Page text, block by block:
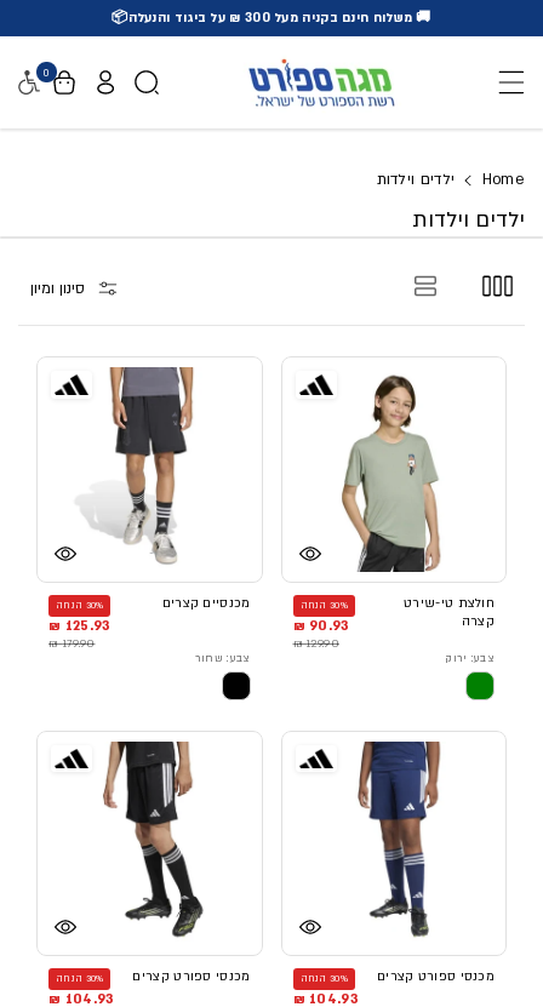
🚚 משלוח חינם בקניה מעל 300 ₪ על ביגוד והנעלה📦
0
Home ילדים וילדות
ילדים וילדות
סינון ומיון
חולצת טי-שירט
קצרה
30% הנחה
90.93 ₪
129.90 ₪
צבע: ירוק
מכנסיים קצרים 30% הנחה
125.93 ₪
179.90 ₪
צבע: שחור
מכנסי ספורט קצרים 30% הנחה
104.93 ₪
מכנסי ספורט קצרים 30% הנחה
104.93 ₪